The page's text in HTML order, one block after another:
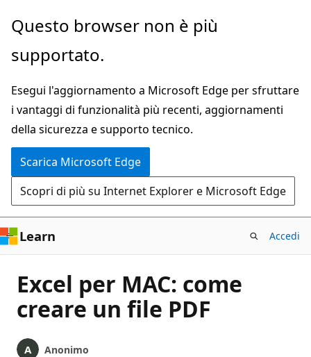
Ignora
passa
contenuto
principale
Questo browser non è più
supportato.
Esegui l'aggiornamento a Microsoft Edge per sfruttare
i vantaggi di funzionalità più recenti, aggiornamenti
della sicurezza e supporto tecnico.
Scarica Microsoft Edge
Scopri di più su Internet Explorer e Microsoft Edge
Learn Accedi
Excel per MAC: come
creare un file PDF
Anonimo